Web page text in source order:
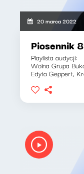
20 marca 2022
Piosennik
Playlista audycji:
Wolna Grupa
Edyta Geppert,